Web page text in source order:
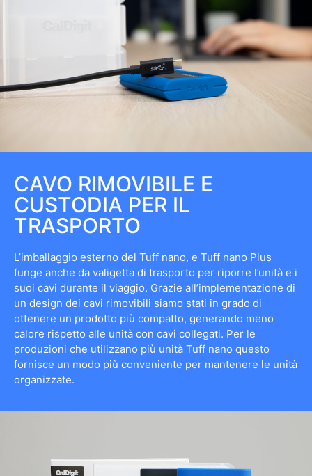
CAVO RIMOVIBILE E
CUSTODIA PER IL
TRASPORTO
L’imballaggio esterno del Tuff nano, e Tuff nano Plus
funge anche da valigetta di trasporto per riporre l’unità e i
suoi cavi durante il viaggio. Grazie all’implementazione di
un design dei cavi rimovibili siamo stati in grado di
ottenere un prodotto più compatto, generando meno
calore rispetto alle unità con cavi collegati. Per le
produzioni che utilizzano più unità Tuff nano questo
fornisce un modo più conveniente per mantenere le unità
organizzate.